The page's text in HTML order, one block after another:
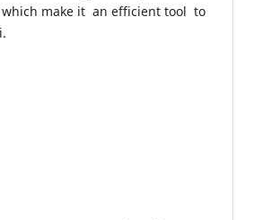
make it an efficient tool to